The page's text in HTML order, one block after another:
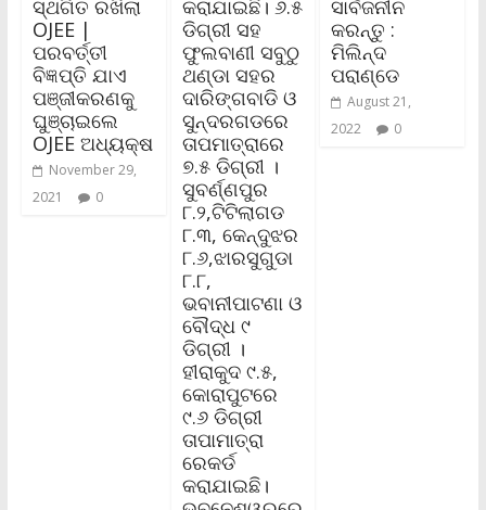
ସ୍ଥଗିତ ରଖିଲା
OJEE |
ପରବର୍ତ୍ତୀ
ବିଜ୍ଞପ୍ତି ଯାଏ
ପଞ୍ଜୀକରଣକୁ
ଘୁଞ୍ଚାଇଲେ
OJEE ଅଧ୍ୟକ୍ଷ
November 29,
2021
0
କରାଯାଇଛି। ୬.୫
ଡିଗ୍ରୀ ସହ
ଫୁଲବାଣୀ ସବୁଠୁ
ଥଣ୍ଡା ସହର
ଦାରିଙ୍ଗବାଡି ଓ
ସୁନ୍ଦରଗଡରେ
ତାପମାତ୍ରାରେ
୭.୫ ଡିଗ୍ରୀ ।
ସୁବର୍ଣ୍ଣପୁର
୮.୨,ଟିଟିଲାଗଡ
୮.୩, କେନ୍ଦୁଝର
୮.୬,ଝାରସୁଗୁଡା
୮.୮,
ଭବାନୀପାଟଣା ଓ
ବୌଦ୍ଧ ୯
ଡିଗ୍ରୀ ।
ହୀରାକୁଦ ୯.୫,
କୋରାପୁଟରେ
୯.୬ ଡିଗ୍ରୀ
ତାପାମାତ୍ରା
ରେକର୍ଡ
କରାଯାଇଛି।
ସାର୍ବଜନୀନ
କରନ୍ତୁ :
ମିଲିନ୍ଦ
ପରାଣ୍ଡେ
August 21,
2022
0